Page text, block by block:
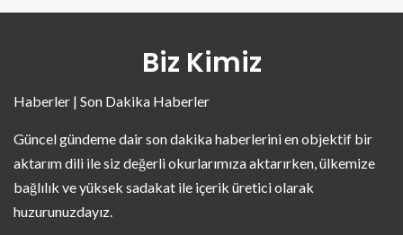
Biz Kimiz
Haberler | Son Dakika Haberler
Güncel gündeme dair son dakika haberlerini en objektif bir
aktarım dili ile siz değerli okurlarımıza aktarırken, ülkemize
bağlılık ve yüksek sadakat ile içerik üretici olarak
huzurunuzdayız.